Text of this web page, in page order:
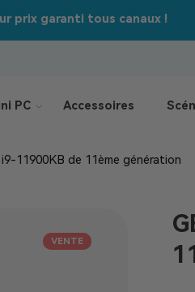
de la rentrée :Jusqu’à –550 €
PC Accessoires
11900KB de 11ème génération
VENTE